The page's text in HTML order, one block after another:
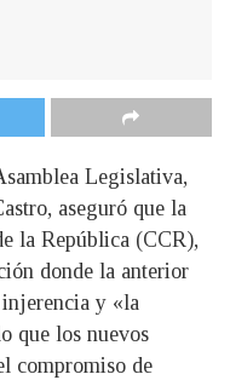
Legislativa,
aseguró que la
la República (CCR),
donde la anterior
y «la
que los nuevos
compromiso de